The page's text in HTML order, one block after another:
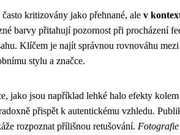
kritizovány jako přehnané, ale v
barvy přitahují pozornost při procházení
Klíčem je najít správnou rovnováhu
stylu a značce.
jako jsou například lehké halo efekty
přispět k autentickému vzhledu.
rozpoznat přílišnou retušování.